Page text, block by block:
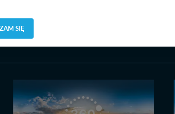
elementem usługi (przekazanie danych z formularza
tej
strony.
zażądać ich poprawienia lub usunięcia, zabronić ich
techniczne zrealizowanie Twoich praw w odniesieniu do
SIĘ